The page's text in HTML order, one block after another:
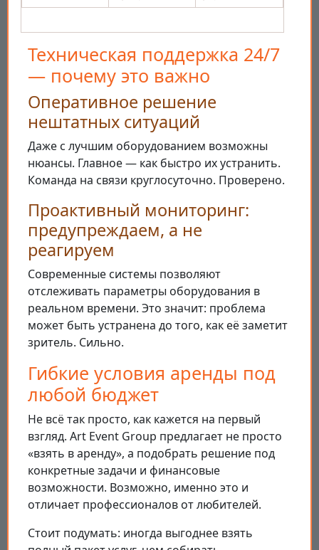
Техническая поддержка 24/7
— почему это важно
Оперативное решение
нештатных ситуаций
Даже с лучшим оборудованием возможны
нюансы. Главное — как быстро их устранить.
Команда на связи круглосуточно. Проверено.
Проактивный мониторинг:
предупреждаем, а не
реагируем
Современные системы позволяют
отслеживать параметры оборудования в
реальном времени. Это значит: проблема
может быть устранена до того, как её заметит
зритель. Сильно.
Гибкие условия аренды под
любой бюджет
Не всё так просто, как кажется на первый
взгляд. Art Event Group предлагает не просто
«взять в аренду», а подобрать решение под
конкретные задачи и финансовые
возможности. Возможно, именно это и
отличает профессионалов от любителей.
Стоит подумать: иногда выгоднее взять